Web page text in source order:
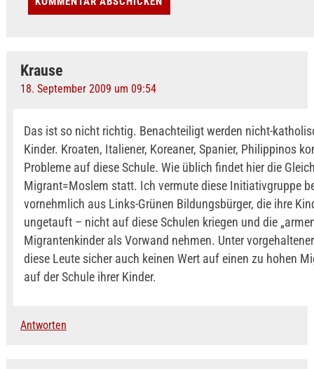
Krause
18. September 2009 um 09:54
Das ist so nicht richtig. Benachteiligt werden nicht-
Kinder. Kroaten, Italiener, Koreaner, Spanier, Philippinos
Probleme auf diese Schule. Wie üblich findet hier die
Migrant=Moslem statt. Ich vermute diese Initiativgruppe
vornehmlich aus Links-Grünen Bildungsbürger, die ihre
ungetauft – nicht auf diese Schulen kriegen und die
Migrantenkinder als Vorwand nehmen. Unter
diese Leute sicher auch keinen Wert auf einen zu hohen
auf der Schule ihrer Kinder.
Antworten